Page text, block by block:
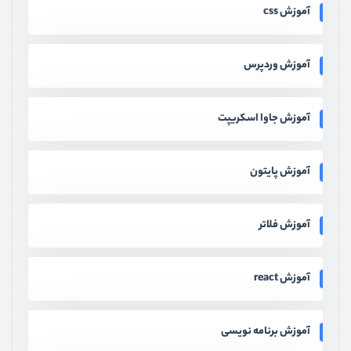
آموزش css
آموزش وردپرس
آموزش جاوا اسکریپت
آموزش پایتون
آموزش فلاتر
آموزش react
آموزش برنامه نویسی